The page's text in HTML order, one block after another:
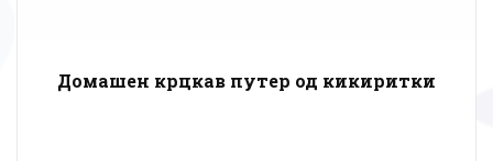
Домашен крцкав путер од кикиритки